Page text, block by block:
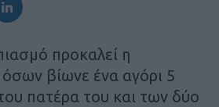
προκαλεί η
βίωνε ένα αγόρι 5
πατέρα του και των δύο